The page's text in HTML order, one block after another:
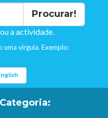
Procurar!
a actividade.
uma virgula. Exemplo: